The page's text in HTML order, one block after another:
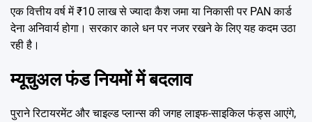
एक वित्तीय वर्ष में ₹10 लाख से ज्यादा कैश जमा या निकासी पर PAN कार्ड
देना अनिवार्य होगा। सरकार काले धन पर नजर रखने के लिए यह कदम उठा
रही है।
म्यूचुअल फंड नियमों में बदलाव
पुराने रिटायरमेंट और चाइल्ड प्लान्स की जगह लाइफ-साइकिल फंड्स आएंगे,